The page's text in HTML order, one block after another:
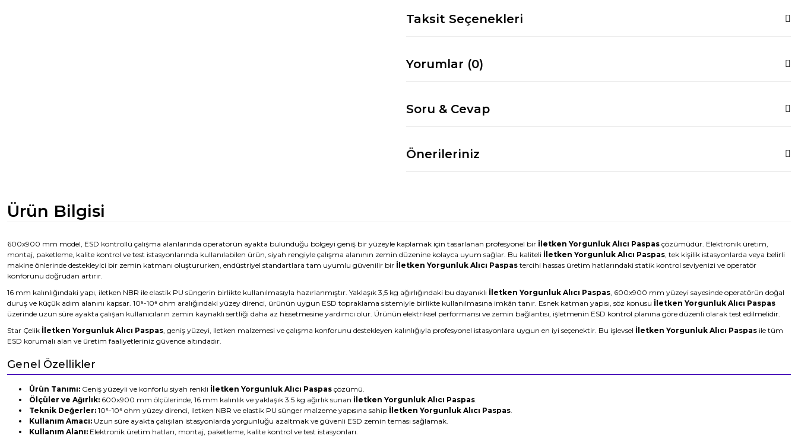
Taksit Seçenekleri
Yorumlar (0)
Soru & Cevap
Önerileriniz
Ürün Bilgisi
600x900 mm model, ESD kontrollü çalışma alanlarında operatörün ayakta bulunduğu bölgeyi geniş bir yüzeyle kaplamak için tasarlanan profesyonel bir İletken Yorgunluk Alıcı Paspas çözümüdür. Elektronik üretim,
montaj, paketleme, kalite kontrol ve test istasyonlarında kullanılabilen ürün, siyah rengiyle çalışma alanının zemin düzenine kolayca uyum sağlar. Bu kaliteli İletken Yorgunluk Alıcı Paspas, tek kişilik istasyonlarda veya belirli
makine önlerinde destekleyici bir zemin katmanı oluştururken, endüstriyel standartlara tam uyumlu güvenilir bir İletken Yorgunluk Alıcı Paspas tercihi hassas üretim hatlarındaki statik kontrol seviyenizi ve operatör
konforunu doğrudan artırır.
16 mm kalınlığındaki yapı, iletken NBR ile elastik PU süngerin birlikte kullanılmasıyla hazırlanmıştır. Yaklaşık 3,5 kg ağırlığındaki bu dayanıklı İletken Yorgunluk Alıcı Paspas, 600x900 mm yüzeyi sayesinde operatörün doğal
duruş ve küçük adım alanını kapsar. 10⁵-10⁶ ohm aralığındaki yüzey direnci, ürünün uygun ESD topraklama sistemiyle birlikte kullanılmasına imkân tanır. Esnek katman yapısı, söz konusu İletken Yorgunluk Alıcı Paspas
üzerinde uzun süre ayakta çalışan kullanıcıların zemin kaynaklı sertliği daha az hissetmesine yardımcı olur. Ürünün elektriksel performansı ve zemin bağlantısı, işletmenin ESD kontrol planına göre düzenli olarak test edilmelidir.
Star Çelik İletken Yorgunluk Alıcı Paspas, geniş yüzeyi, iletken malzemesi ve çalışma konforunu destekleyen kalınlığıyla profesyonel istasyonlara uygun en iyi seçenektir. Bu işlevsel İletken Yorgunluk Alıcı Paspas ile tüm
ESD korumalı alan ve üretim faaliyetleriniz güvence altındadır.
Genel Özellikler
Ürün Tanımı: Geniş yüzeyli ve konforlu siyah renkli İletken Yorgunluk Alıcı Paspas çözümü.
Ölçüler ve Ağırlık: 600x900 mm ölçülerinde, 16 mm kalınlık ve yaklaşık 3.5 kg ağırlık sunan İletken Yorgunluk Alıcı Paspas.
Teknik Değerler: 10⁵-10⁶ ohm yüzey direnci, iletken NBR ve elastik PU sünger malzeme yapısına sahip İletken Yorgunluk Alıcı Paspas.
Kullanım Amacı: Uzun süre ayakta çalışılan istasyonlarda yorgunluğu azaltmak ve güvenli ESD zemin teması sağlamak.
Kullanım Alanı: Elektronik üretim hatları, montaj, paketleme, kalite kontrol ve test istasyonları.